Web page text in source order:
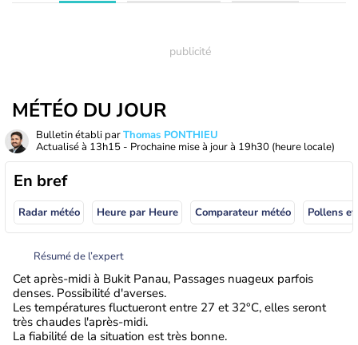
MÉTÉO DU JOUR
Bulletin établi parThomas PONTHIEU
Actualisé à 13h15 - Prochaine mise à jour à 19h30 (heure locale)
En bref
Radar météo Heure par Heure Comparateur météo Pollens
Résumé de l’expert
Cet après-midi à Bukit Panau, Passages nuageux parfois
denses. Possibilité d'averses.
Les températures fluctueront entre 27 et 32°C, elles seront
très chaudes l'après-midi.
La fiabilité de la situation est très bonne.